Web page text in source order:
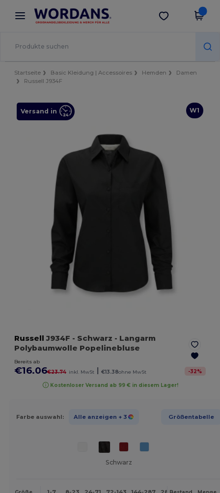
× Wordans App
Bessere Preise in der App!
App holen
Startseite Basic Kleidung | Accessoires Hemden
Damen
Russell J934F
W1
Versand in
Russell J934F - Schwarz - Langarm
Polybaumwolle Popelinebluse
Bereits ab
€16.06€23.74 inkl. MwSt | €13.38ohne MwSt -32%
Kostenloser Versand ab 99 € in diesem Lager!
Farbe auswahl: Alle anzeigen + 3 Größentabelle
Schwarz